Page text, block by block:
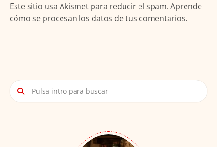
Este sitio usa Akismet para reducir el spam. Aprende
cómo se procesan los datos de tus comentarios.